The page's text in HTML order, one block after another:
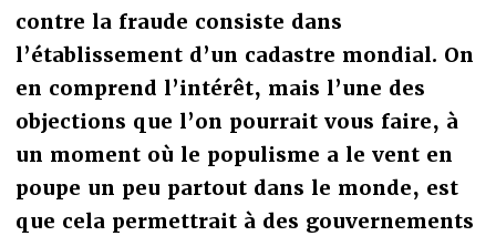
contre la fraude consiste dans
l’établissement d’un cadastre mondial. On
en comprend l’intérêt, mais l’une des
objections que l’on pourrait vous faire, à
un moment où le populisme a le vent en
poupe un peu partout dans le monde, est
que cela permettrait à des gouvernements